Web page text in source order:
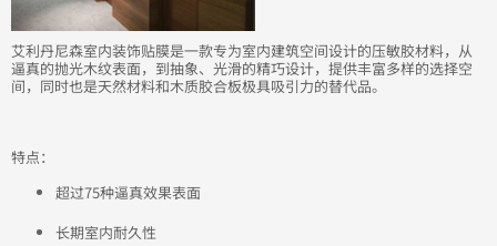
艾利丹尼森室内装饰贴膜是一款专为室内建筑空间设计的压敏胶材料，从
逼真的抛光木纹表面，到抽象、光滑的精巧设计，提供丰富多样的选择空
间，同时也是天然材料和木质胶合板极具吸引力的替代品。
特点：
超过75种逼真效果表面
长期室内耐久性